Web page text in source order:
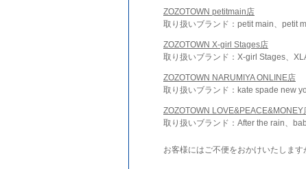
ZOZOTOWN petitmain店
取り扱いブランド：petit main、petit
ZOZOTOWN X-girl Stages店
取り扱いブランド：X-girl Stages、
ZOZOTOWN NARUMIYA ONLINE店
取り扱いブランド：kate spade new
ZOZOTOWN LOVE&PEACE&MONEY
取り扱いブランド：After the rain、
お客様にはご不便をおかけいたしま